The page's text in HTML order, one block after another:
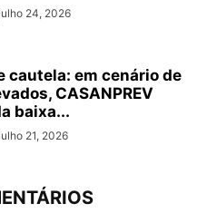
24, 2026
cautela: em cenário de
CASANPREV
baixa...
21, 2026